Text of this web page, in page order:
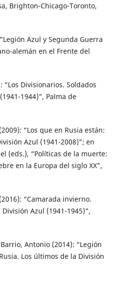
Brighton-Chicago-Toronto,
Azul y Segunda Guerra
alemán en el Frente del
“Los Divisionarios. Soldados
1944)”, Palma de
“Los que en Rusia están:
Azul (1941-2008)”; en
(eds.), “Políticas de la muerte:
en la Europa del siglo XX”,
“Camarada invierno.
Azul (1941-1945)”,
Antonio (2014): “Legión
Los últimos de la División